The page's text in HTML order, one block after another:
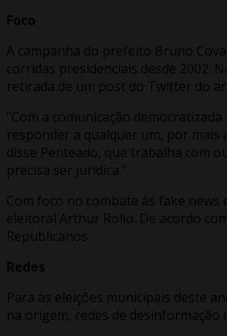
Foco
A campanha do prefeito Bruno
corridas presidenciais desde 2002.
retirada de um post do Twitter do ar.
“Com a comunicação
responder a qualquer um, por mais
disse Penteado, que trabalha com
precisa ser jurídica.”
Com foco no combate às fake news
eleitoral Arthur Rollo. De acordo
Republicanos.
Redes
Para as eleições municipais deste
na origem, redes de desinformação